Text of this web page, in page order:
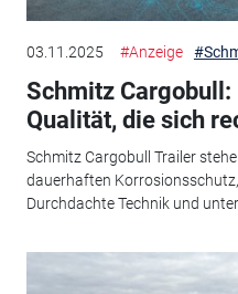
03.11.2025 #Anzeige
Schmitz Cargobull:
Qualität, die sich
Schmitz Cargobull Trailer
dauerhaften
Durchdachte Technik und